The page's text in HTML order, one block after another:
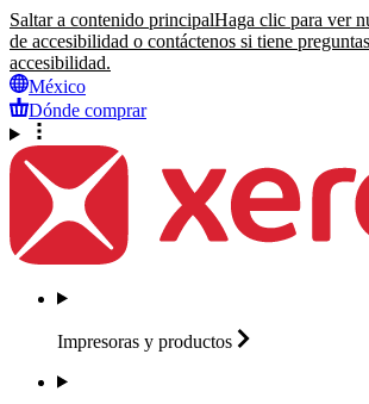
Saltar a contenido principalHaga clic para ver
de accesibilidad o contáctenos si tiene
accesibilidad.
México
Dónde comprar
Impresoras y productos